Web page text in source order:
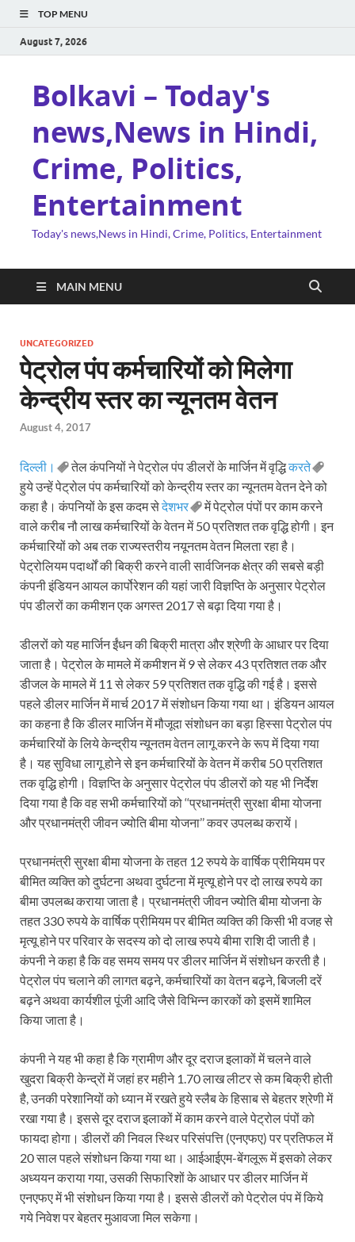
TOP MENU
August 7, 2026
Bolkavi – Today's
news,News in Hindi,
Crime, Politics,
Entertainment
Today's news,News in Hindi, Crime, Politics, Entertainment
MAIN MENU
UNCATEGORIZED
पेट्रोल पंप कर्मचारियों को मिलेगा
केन्द्रीय स्तर का न्यूनतम वेतन
August 4, 2017
दिल्ली। तेल कंपनियों ने पेट्रोल पंप डीलरों के मार्जिन में वृद्धिकरते
हुये उन्हें पेट्रोल पंप कर्मचारियों को केन्द्रीय स्तर का न्यूनतम वेतन देने को
कहा है। कंपनियों के इस कदम सेदेशभर
में पेट्रोल पंपों पर काम करने
वाले करीब नौ लाख कर्मचारियों के वेतन में 50 प्रतिशत तक वृद्धि होगी। इन
कर्मचारियों को अब तक राज्यस्तरीय नयूनतम वेतन मिलता रहा है।
पेट्रोलियम पदार्थों की बिक्री करने वाली सार्वजिनक क्षेत्र की सबसे बड़ी
कंपनी इंडियन आयल कार्पोरेशन की यहां जारी विज्ञप्ति के अनुसार पेट्रोल
पंप डीलरों का कमीशन एक अगस्त 2017 से बढ़ा दिया गया है।
डीलरों को यह मार्जिन ईंधन की बिक्री मात्रा और श्रेणी के आधार पर दिया
जाता है। पेट्रोल के मामले में कमीशन में 9 से लेकर 43 प्रतिशत तक और
डीजल के मामले में 11 से लेकर 59 प्रतिशत तक वृद्धि की गई है। इससे
पहले डीलर मार्जिन में मार्च 2017 में संशोधन किया गया था। इंडियन आयल
का कहना है कि डीलर मार्जिन में मौजूदा संशोधन का बड़ा हिस्सा पेट्रोल पंप
कर्मचारियों के लिये केन्द्रीय न्यूनतम वेतन लागू करने के रूप में दिया गया
है। यह सुविधा लागू होने से इन कर्मचारियों के वेतन में करीब 50 प्रतिशत
तक वृद्धि होगी। विज्ञप्ति के अनुसार पेट्रोल पंप डीलरों को यह भी निर्देश
दिया गया है कि वह सभी कर्मचारियों को ‘‘प्रधानमंत्री सुरक्षा बीमा योजना
और प्रधानमंत्री जीवन ज्योति बीमा योजना’’ कवर उपलब्ध करायें।
प्रधानमंत्री सुरक्षा बीमा योजना के तहत 12 रुपये के वार्षिक प्रीमियम पर
बीमित व्यक्ति को दुर्घटना अथवा दुर्घटना में मृत्यू होने पर दो लाख रुपये का
बीमा उपलब्ध कराया जाता है। प्रधानमंत्री जीवन ज्योति बीमा योजना के
तहत 330 रुपये के वार्षिक प्रीमियम पर बीमित व्यक्ति की किसी भी वजह से
मृत्यू होने पर परिवार के सदस्य को दो लाख रुपये बीमा राशि दी जाती है।
कंपनी ने कहा है कि वह समय समय पर डीलर मार्जिन में संशोधन करती है।
पेट्रोल पंप चलाने की लागत बढ़ने, कर्मचारियों का वेतन बढ़ने, बिजली दरें
बढ़ने अथवा कार्यशील पूंजी आदि जैसे विभिन्न कारकों को इसमें शामिल
किया जाता है।
कंपनी ने यह भी कहा है कि ग्रामीण और दूर दराज इलाकों में चलने वाले
खुदरा बिक्री केन्द्रों में जहां हर महीने 1.70 लाख लीटर से कम बिक्री होती
है, उनकी परेशानियों को ध्यान में रखते हुये स्लैब के हिसाब से बेहतर श्रेणी में
रखा गया है। इससे दूर दराज इलाकों में काम करने वाले पेट्रोल पंपों को
फायदा होगा। डीलरों की निवल स्थिर परिसंपत्ति (एनएफए) पर प्रतिफल में
20 साल पहले संशोधन किया गया था। आईआईएम-बेंगलूरू में इसको लेकर
अध्ययन कराया गया, उसकी सिफारिशों के आधार पर डीलर मार्जिन में
एनएफए में भी संशोधन किया गया है। इससे डीलरों को पेट्रोल पंप में किये
गये निवेश पर बेहतर मुआवजा मिल सकेगा।⁠⁠⁠⁠